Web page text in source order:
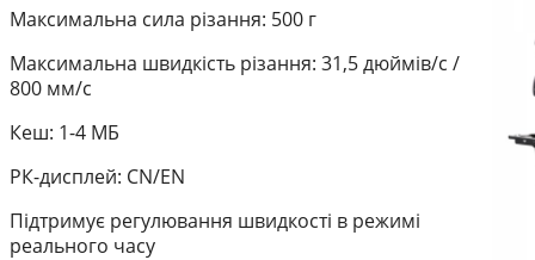
Максимальна сила різання: 500 г
Максимальна швидкість різання: 31,5 дюймів/с /
800 мм/с
Кеш: 1-4 МБ
РК-дисплей: CN/EN
Підтримує регулювання швидкості в режимі
реального часу